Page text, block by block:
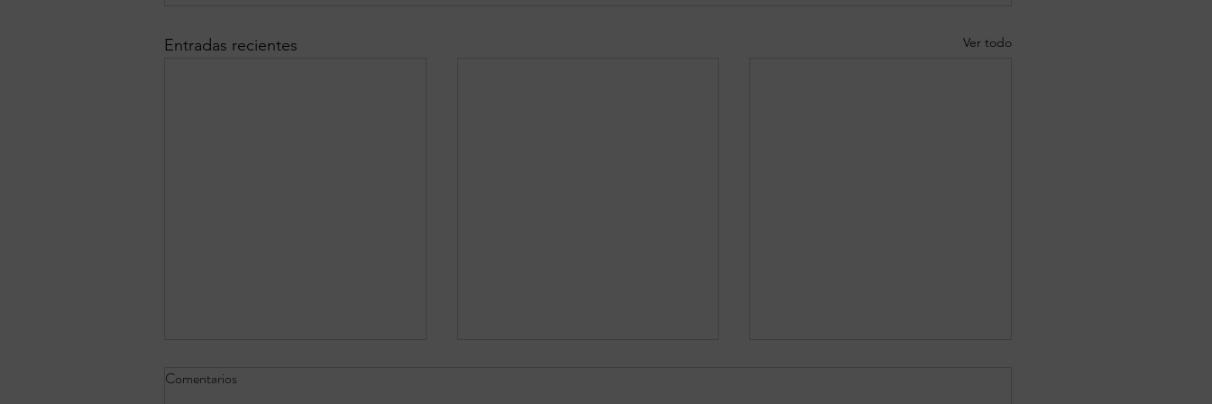
Entradas recientes Ver todo
Comentarios